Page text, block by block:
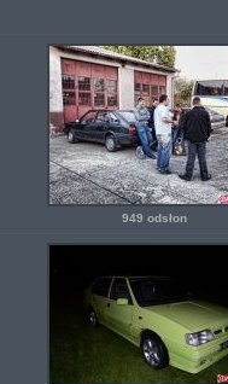
949 odsłon